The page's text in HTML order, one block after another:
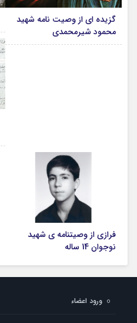
گزیده ای از وصیت نامه شهید
محمود شیرمحمدی
فرازی از وصیتنامه ی شهید
نوجوان 14 ساله
ورود اعضاء